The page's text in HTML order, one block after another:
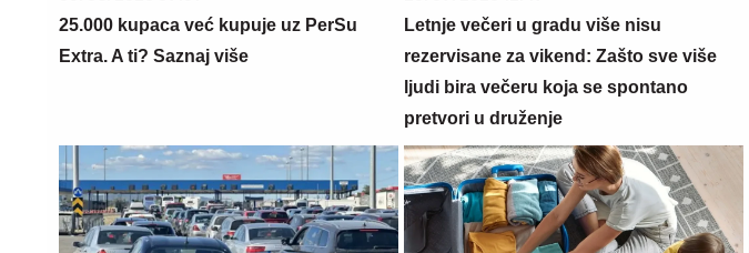
25.000 kupaca već kupuje uz PerSu
Extra. A ti? Saznaj više
Letnje večeri u gradu više nisu
rezervisane za vikend: Zašto sve više
ljudi bira večeru koja se spontano
pretvori u druženje